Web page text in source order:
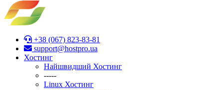
+38 (067) 823-83-81
support@hostpro.ua
Хостинг
Найшвидший Хостинг
-----
Linux Хостинг